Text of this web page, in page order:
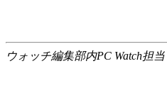
ウォッチ編集部内PC Watch担当